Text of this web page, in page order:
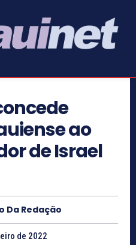
ao
de Israel
Da Redação
de 2022